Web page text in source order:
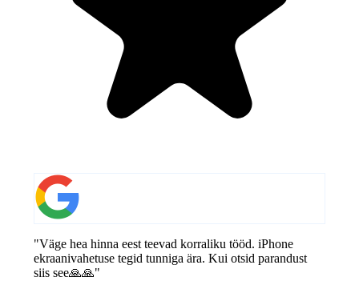
"Väge hea hinna eest teevad korraliku tööd. iPhone
ekraanivahetuse tegid tunniga ära. Kui otsid parandust
siis see🙏🙏"